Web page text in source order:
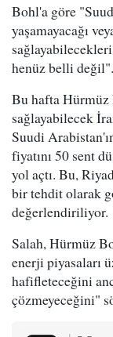
Bohl'a göre
yaşamayacağı
henüz belli değil".
Bu hafta Hürmüz
sağlayabilecek
Suudi
fiyatını 50 sent
yol açtı. Bu,
bir tehdit olarak
değerlendiriliyor.
Salah, Hürmüz
enerji piyasaları
hafifleteceğini
çözmeyeceğini"